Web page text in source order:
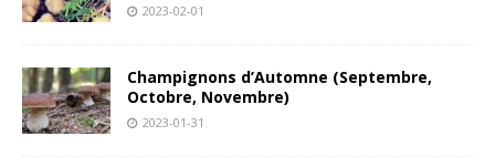
2023-02-01
Champignons d’Automne (Septembre,
Octobre, Novembre)
2023-01-31